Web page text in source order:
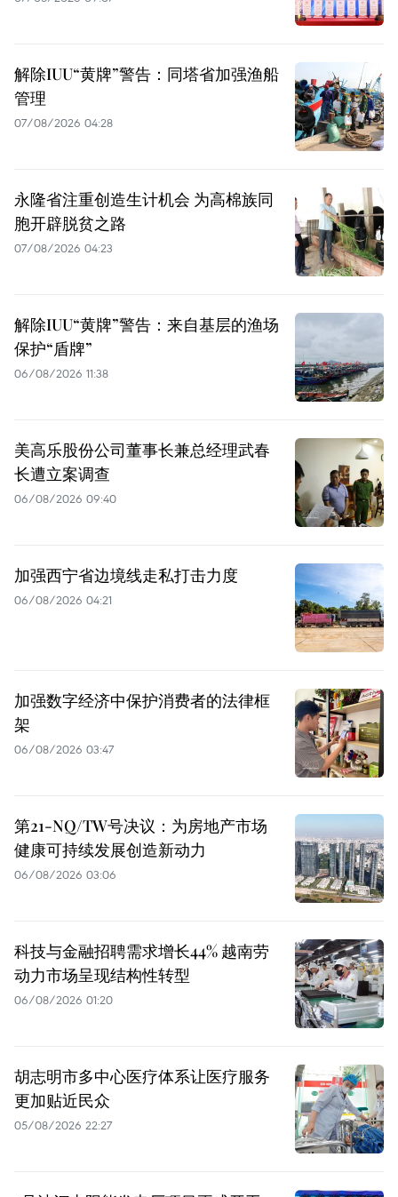
解除IUU“黄牌”警告：同塔省加强渔船
管理
07/08/2026 04:28
永隆省注重创造生计机会 为高棉族同
胞开辟脱贫之路
07/08/2026 04:23
解除IUU“黄牌”警告：来自基层的渔场
保护“盾牌”
06/08/2026 11:38
美高乐股份公司董事长兼总经理武春
长遭立案调查
06/08/2026 09:40
加强西宁省边境线走私打击力度
06/08/2026 04:21
加强数字经济中保护消费者的法律框
架
06/08/2026 03:47
第21-NQ/TW号决议：为房地产市场
健康可持续发展创造新动力
06/08/2026 03:06
科技与金融招聘需求增长44% 越南劳
动力市场呈现结构性转型
06/08/2026 01:20
胡志明市多中心医疗体系让医疗服务
更加贴近民众
05/08/2026 22:27